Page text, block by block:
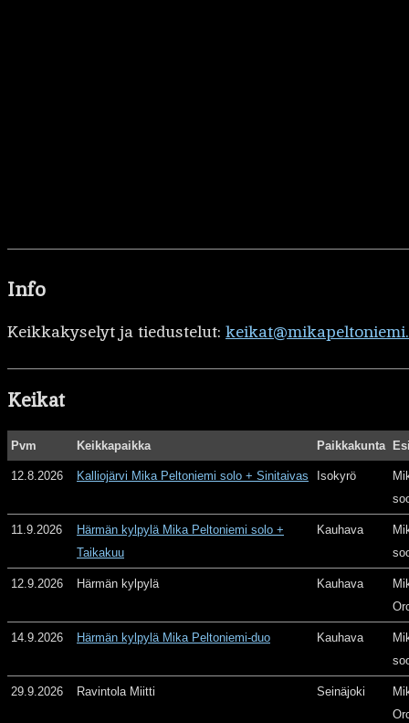
Info
Keikkakyselyt ja tiedustelut:
Keikat
Pvm Keikkapaikka Paikkakunta
12.8.2026 Kalliojärvi Mika Peltoniemi solo + Sinitaivas Isokyrö
11.9.2026
Härmän kylpylä Mika Peltoniemi solo +
Taikakuu
Kauhava
12.9.2026 Härmän kylpylä Kauhava
14.9.2026 Härmän kylpylä Mika Peltoniemi-duo Kauhava
29.9.2026 Ravintola Miitti Seinäjoki